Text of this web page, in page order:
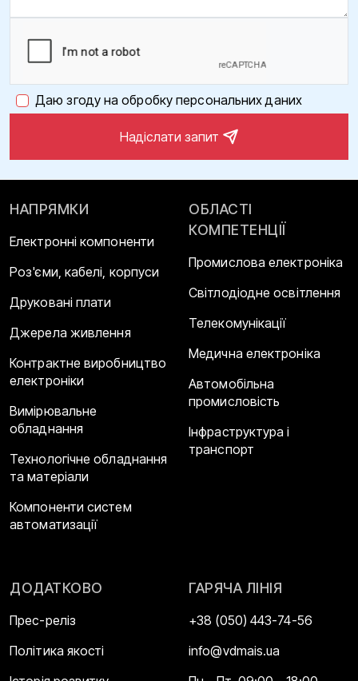
Даю згоду на обробку персональних даних
Надіслати запит
НАПРЯМКИ
Електронні компоненти
Роз'єми, кабелі, корпуси
Друковані плати
Джерела живлення
Контрактне виробництво
електроніки
Вимірювальне
обладнання
Технологічне обладнання
та матеріали
Компоненти систем
автоматизації
ОБЛАСТІ
КОМПЕТЕНЦІЇ
Промислова електроніка
Світлодіодне освітлення
Телекомунікації
Медична електроніка
Автомобільна
промисловість
Інфраструктура і
транспорт
ДОДАТКОВО
Прес-реліз
Політика якості
ГАРЯЧА ЛІНІЯ
+38 (050) 443-74-56
info@vdmais.ua